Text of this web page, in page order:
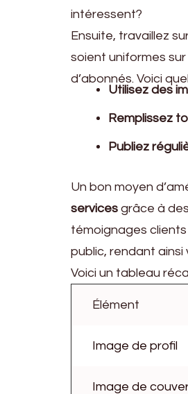
intéressent?
Ensuite, travaillez
soient uniformes
d’abonnés. Voici
Utilisez des
Remplissez
Publiez
Un bon moyen
services grâce à
témoignages
public, rendant
Voici un tableau
Élément
Image de profil
Image de